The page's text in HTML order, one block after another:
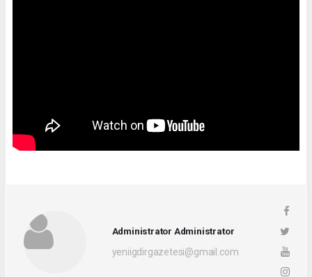
Administrator Administrator
yeniigdirgazetesi@gmail.com